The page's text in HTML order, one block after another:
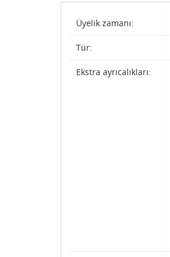
Üyelik zamanı:
Tür:
Ekstra ayrıcalıkları: